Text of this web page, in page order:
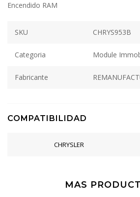
Encendido RAM
SKU CHRYS953B
Categoria Module
Fabricante
COMPATIBILIDAD
CHRYSLER
MAS